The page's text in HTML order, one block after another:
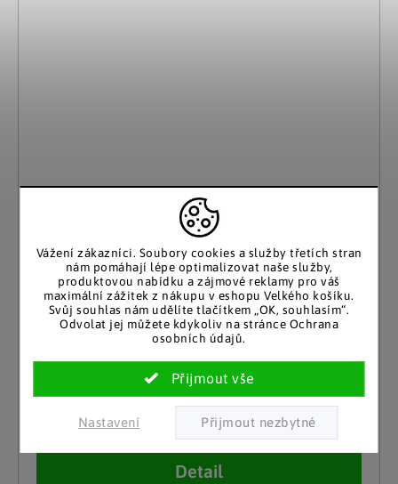
Vážení zákazníci. Soubory cookies a služby třetích stran
nám pomáhají lépe optimalizovat naše služby,
produktovou nabídku a zájmové reklamy pro váš
maximální zážitek z nákupu v eshopu Velkého košíku.
Svůj souhlas nám udělíte tlačítkem „OK, souhlasím“.
Odvolat jej můžete kdykoliv na stránce Ochrana
osobních údajů.
Nastavení
1 499 Kč
Paruka Marie, středně blond
719 Kč
Detail